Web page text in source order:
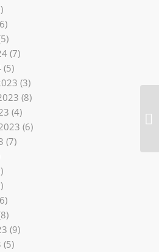
(7)
(5)
(3)
(8)
(4)
(6)
(7)
(9)
(5)